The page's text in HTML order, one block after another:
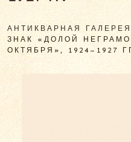
АНТИКВАРНАЯ
ЗНАК «ДОЛОЙ
ОКТЯБРЯ», 1924–1927